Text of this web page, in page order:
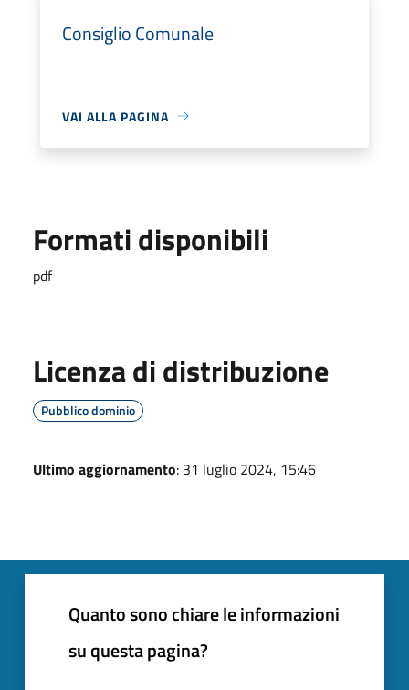
Consiglio Comunale
VAI ALLA PAGINA
Formati disponibili
pdf
Licenza di distribuzione
Pubblico dominio
Ultimo aggiornamento: 31 luglio 2024, 15:46
Quanto sono chiare le informazioni
su questa pagina?